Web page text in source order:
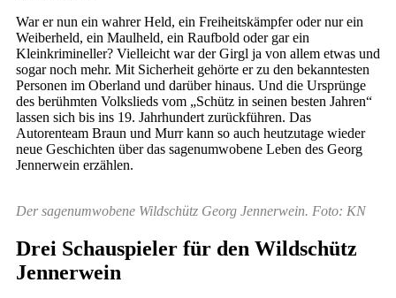
War er nun ein wahrer Held, ein Freiheitskämpfer oder nur ein
Weiberheld, ein Maulheld, ein Raufbold oder gar ein
Kleinkrimineller? Vielleicht war der Girgl ja von allem etwas und
sogar noch mehr. Mit Sicherheit gehörte er zu den bekanntesten
Personen im Oberland und darüber hinaus. Und die Ursprünge
des berühmten Volkslieds vom „Schütz in seinen besten Jahren“
lassen sich bis ins 19. Jahrhundert zurückführen. Das
Autorenteam Braun und Murr kann so auch heutzutage wieder
neue Geschichten über das sagenumwobene Leben des Georg
Jennerwein erzählen.
Der sagenumwobene Wildschütz Georg Jennerwein. Foto: KN
Drei Schauspieler für den Wildschütz
Jennerwein